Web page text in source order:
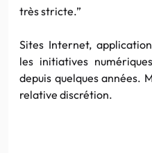
très stricte.”
Sites Internet,
les initiatives
depuis quelques années.
relative discrétion.